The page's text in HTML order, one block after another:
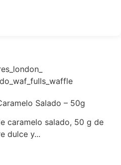
Salado – 50g
caramelo salado, 50 g de
dulce y...